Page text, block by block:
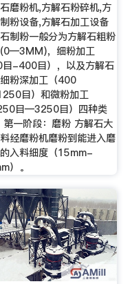
磨粉机,方解石粉碎机,方
粉设备,方解石加工设备
制粉一般分为方解石粗粉
，细粉加工
目-400目），以及方解石
粉深加工（400
目）和微粉加工
目―3250目）四种类
第一阶段：磨粉 方解石大
经磨粉机磨粉到能进入磨
入料细度（15mm-
）。